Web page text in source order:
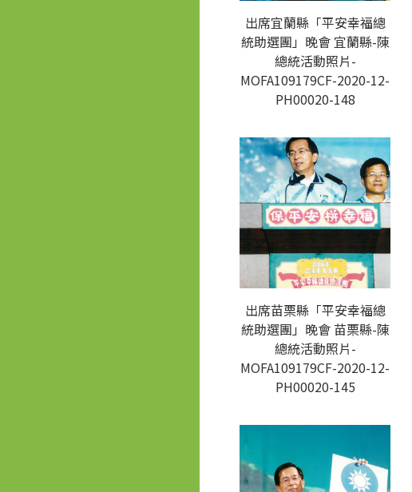
出席宜蘭縣「平安幸福總
統助選團」晚會 宜蘭縣-陳
總統活動照片-
MOFA109179CF-2020-12-
PH00020-148
出席苗栗縣「平安幸福總
統助選團」晚會 苗栗縣-陳
總統活動照片-
MOFA109179CF-2020-12-
PH00020-145